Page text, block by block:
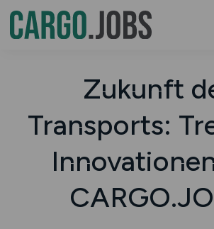
Zukunft
Transports: